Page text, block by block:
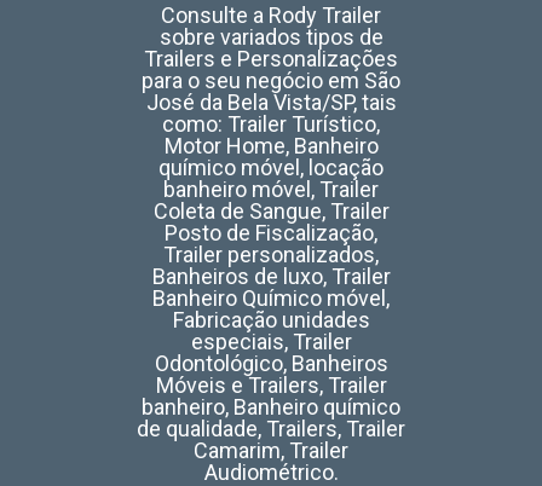
Consulte a Rody Trailer
sobre variados tipos de
Trailers e Personalizações
para o seu negócio em São
José da Bela Vista/SP, tais
como: Trailer Turístico,
Motor Home, Banheiro
químico móvel, locação
banheiro móvel, Trailer
Coleta de Sangue, Trailer
Posto de Fiscalização,
Trailer personalizados,
Banheiros de luxo, Trailer
Banheiro Químico móvel,
Fabricação unidades
especiais, Trailer
Odontológico, Banheiros
Móveis e Trailers, Trailer
banheiro, Banheiro químico
de qualidade, Trailers, Trailer
Camarim, Trailer
Audiométrico.